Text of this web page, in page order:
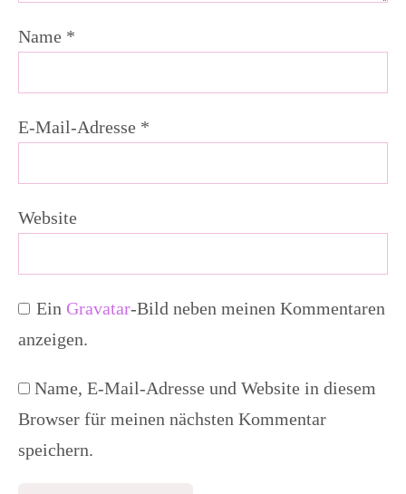
Name *
E-Mail-Adresse *
Website
Ein Gravatar-Bild neben meinen Kommentaren
anzeigen.
Name, E-Mail-Adresse und Website in diesem
Browser für meinen nächsten Kommentar
speichern.